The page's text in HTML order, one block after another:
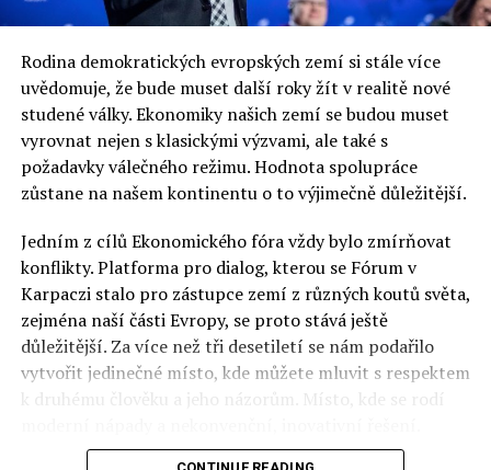
Rodina demokratických evropských zemí si stále více
uvědomuje, že bude muset další roky žít v realitě nové
studené války. Ekonomiky našich zemí se budou muset
vyrovnat nejen s klasickými výzvami, ale také s
požadavky válečného režimu. Hodnota spolupráce
zůstane na našem kontinentu o to výjimečně důležitější.
Jedním z cílů Ekonomického fóra vždy bylo zmírňovat
konflikty. Platforma pro dialog, kterou se Fórum v
Karpaczi stalo pro zástupce zemí z různých koutů světa,
zejména naší části Evropy, se proto stává ještě
důležitější. Za více než tři desetiletí se nám podařilo
vytvořit jedinečné místo, kde můžete mluvit s respektem
k druhému člověku a jeho názorům. Místo, kde se rodí